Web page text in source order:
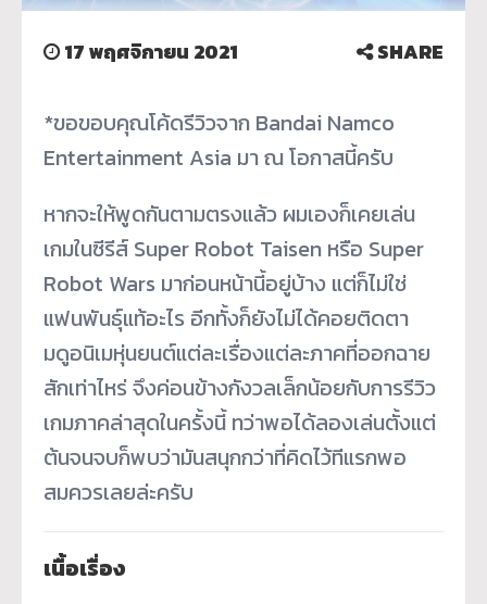
17 พฤศจิกายน 2021 SHARE
*ขอขอบคุณโค้ดรีวิวจาก Bandai Namco
Entertainment Asia มา ณ โอกาสนี้ครับ
หากจะให้พูดกันตามตรงแล้ว ผมเองก็เคยเล่น
เกมในซีรีส์ Super Robot Taisen หรือ Super
Robot Wars มาก่อนหน้านี้อยู่บ้าง แต่ก็ไม่ใช่
แฟนพันธุ์แท้อะไร อีกทั้งก็ยังไม่ได้คอยติดตา
มดูอนิเมหุ่นยนต์แต่ละเรื่องแต่ละภาคที่ออกฉาย
สักเท่าไหร่ จึงค่อนข้างกังวลเล็กน้อยกับการรีวิว
เกมภาคล่าสุดในครั้งนี้ ทว่าพอได้ลองเล่นตั้งแต่
ต้นจนจบก็พบว่ามันสนุกกว่าที่คิดไว้ทีแรกพอ
สมควรเลยล่ะครับ
เนื้อเรื่อง